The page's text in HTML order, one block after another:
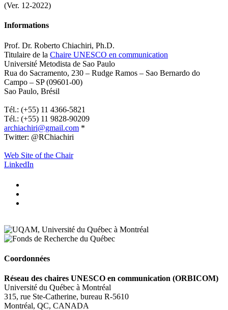
(Ver. 12-2022)
Informations
Prof. Dr. Roberto Chiachiri, Ph.D.
Titulaire de la Chaire UNESCO en communication
Université Metodista de Sao Paulo
Rua do Sacramento, 230 – Rudge Ramos – Sao Bernardo do
Campo – SP (09601-00)
Sao Paulo, Brésil
Tél.: (+55) 11 4366-5821
Tél.: (+55) 11 9828-90209
archiachiri@gmail.com *
Twitter: @RChiachiri
Web Site of the Chair
LinkedIn
Coordonnées
Réseau des chaires UNESCO en communication (ORBICOM)
Université du Québec à Montréal
315, rue Ste-Catherine, bureau R-5610
Montréal, QC, CANADA